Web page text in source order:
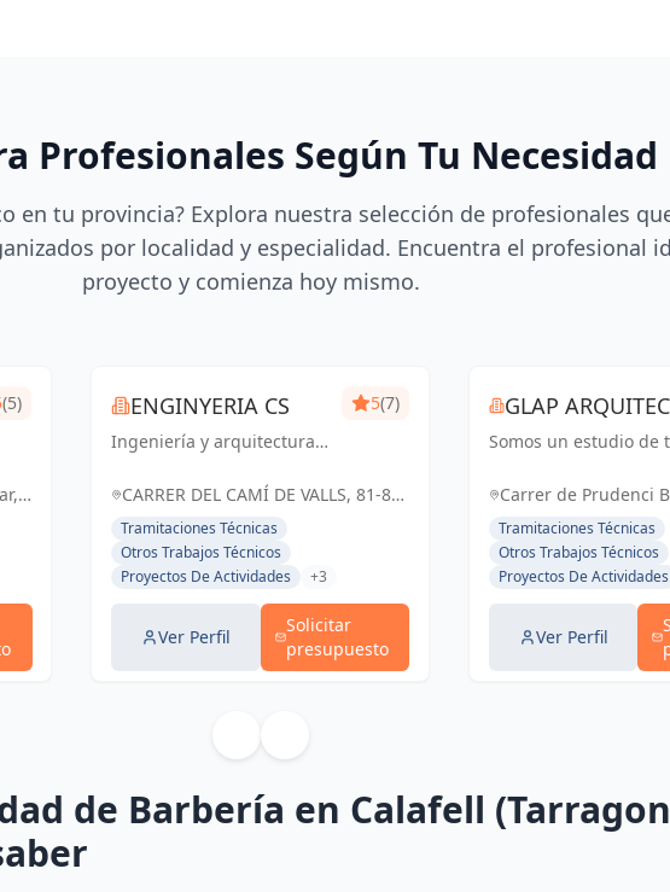
Profesionales Según Tu Necesidad
en tu provincia? Explora nuestra selección de profesionales
por localidad y especialidad. Encuentra el profesional
proyecto y comienza hoy mismo.
(5) ENGINYERIA CS
Ingeniería y arquitectura
Tarragona y Cataluña.
tus proyectos.
5(7)
CARRER DEL CAMÍ DE VALLS, 81-87,
REUS, ESPAÑA, España
Tramitaciones Técnicas
Otros Trabajos Técnicos
Proyectos De Actividades
+3
Ver Perfil
Solicitar
presupuesto
GLAP
SLP
Somos un estudio de
distintos puntos del
Carrer de Prudenci
Reus, España, España
Tramitaciones Técnicas
Otros Trabajos Técnicos
Proyectos De Actividades
Ver Perfil
de Barbería en Calafell